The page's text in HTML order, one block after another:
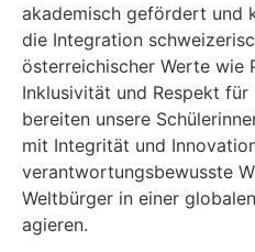
akademisch gefördert und
die Integration
österreichischer Werte wie
Inklusivität und Respekt
bereiten unsere
mit Integrität und
verantwortungsbewusste
Weltbürger in einer
agieren.